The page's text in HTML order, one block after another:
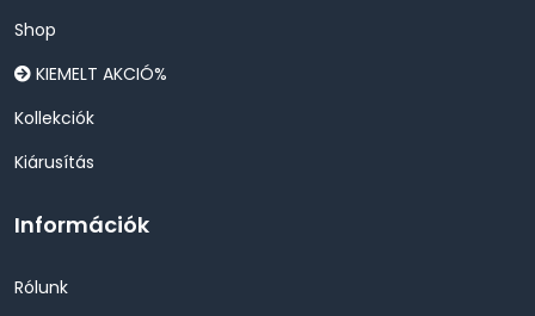
Shop
KIEMELT AKCIÓ%
Kollekciók
Kiárusítás
Információk
Rólunk